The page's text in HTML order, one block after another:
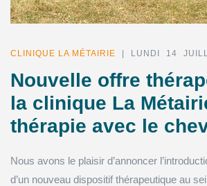
CLINIQUE LA MÉTAIRIE | LUNDI 14
Nouvelle offre
la clinique La
thérapie avec le
Nous avons le plaisir d’annoncer
d’un nouveau dispositif thérapeutique au